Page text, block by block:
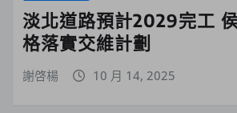
淡北道路預計2029完工
格落實交維計劃
謝啓楊 10 月 14, 2025